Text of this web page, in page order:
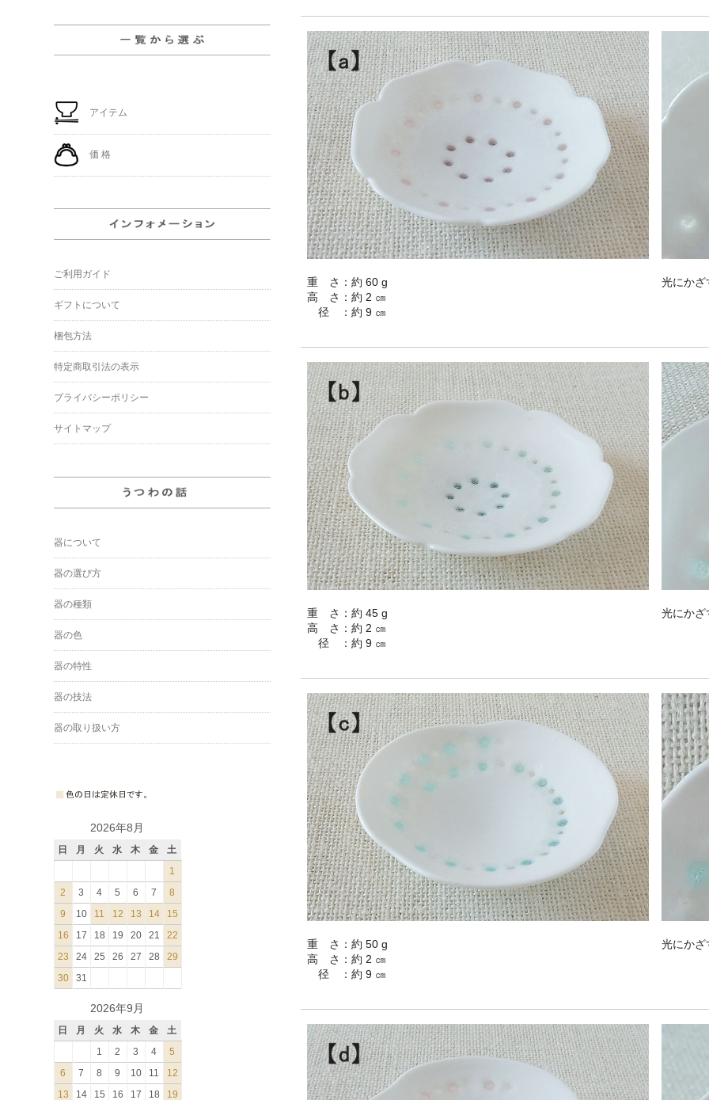
重 さ：約 60 g
高 さ：約 2 ㎝
径 ：約 9 ㎝
光にか
重 さ：約 45 g
高 さ：約 2 ㎝
径 ：約 9 ㎝
光にか
重 さ：約 50 g
高 さ：約 2 ㎝
径 ：約 9 ㎝
光にか
アイテム
価 格
ご利用ガイド
ギフトについて
梱包方法
特定商取引法の表示
プライバシーポリシー
サイトマップ
器について
器の選び方
器の種類
器の色
器の特性
器の技法
器の取り扱い方
2026年8月
日 月 火 水 木 金
土
1
2
3 4 5 6 7
8
9
10 11 12 13 14
15
16
17 18 19 20 21
22
23
24 25 26 27 28
29
30
31
2026年9月
日 月 火 水 木 金
土
1
2 3 4
5
6
7 8 9 10 11
12
13
14 15 16 17 18 19